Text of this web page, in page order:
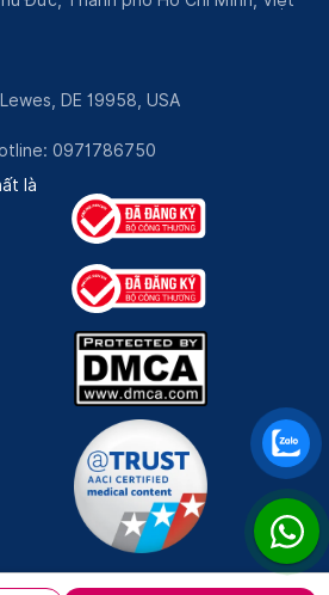
DE 19958, USA
0971786750
là